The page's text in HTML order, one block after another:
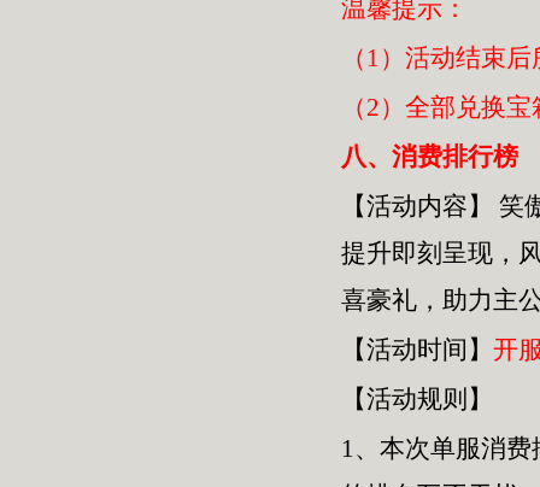
温馨提示：
（1）活动结束
（2）全部兑换
八、消费排行榜
【活动内容】
笑
提升即刻呈现，
喜豪礼，助力主
【活动时间】 开
【活动规则】
1、本次单服消费